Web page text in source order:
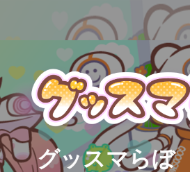
グッスマらぼ